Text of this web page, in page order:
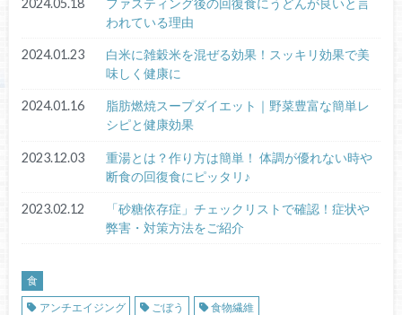
われている理由
2024.01.23
白米に雑穀米を混ぜる効果！スッキリ効果で美
味しく健康に
2024.01.16
脂肪燃焼スープダイエット｜野菜豊富な簡単レ
シピと健康効果
2023.12.03
重湯とは？作り方は簡単！ 体調が優れない時や
断食の回復食にピッタリ♪
2023.02.12
「砂糖依存症」チェックリストで確認！症状や
弊害・対策方法をご紹介
食
アンチエイジング
ごぼう 食物繊維